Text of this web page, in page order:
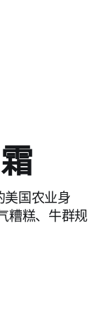
美国农业身
糟糕、牛群规